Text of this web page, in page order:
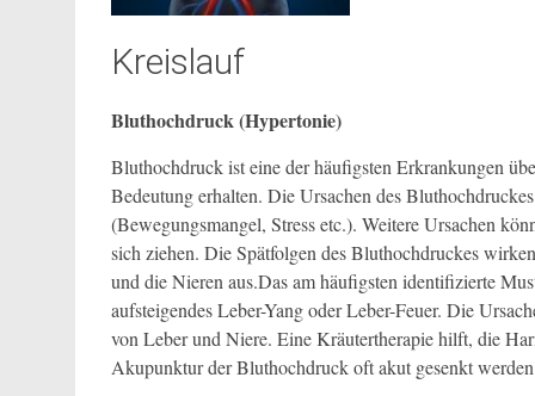
Kreislauf
Bluthochdruck (Hypertonie)
Bluthochdruck ist eine der häufigsten Erkrankungen
Bedeutung erhalten. Die Ursachen des
(Bewegungsmangel, Stress etc.). Weitere Ursachen
sich ziehen. Die Spätfolgen des Bluthochdruckes
und die Nieren aus.Das am häufigsten identifizierte
aufsteigendes Leber-Yang oder Leber-Feuer. Die
von Leber und Niere. Eine Kräutertherapie hilft, die
Akupunktur der Bluthochdruck oft akut gesenkt